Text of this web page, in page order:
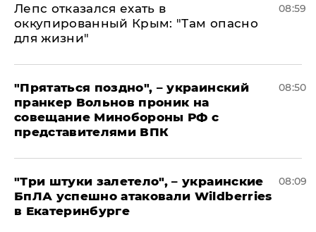
Лепс отказался ехать в
оккупированный Крым: "Там опасно
для жизни"
08:59
"Прятаться поздно", – украинский
пранкер Вольнов проник на
совещание Минобороны РФ с
представителями ВПК
08:50
"Три штуки залетело", – украинские
БпЛА успешно атаковали Wildberries
в Екатеринбурге
08:09